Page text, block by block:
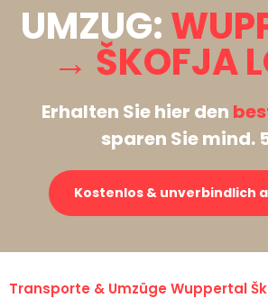
UMZUG:
→ ŠKOFJA
Erhalten Sie hier den
sparen Sie mind.
Kostenlos & unverbindlich
Transporte & Umzüge Wuppertal